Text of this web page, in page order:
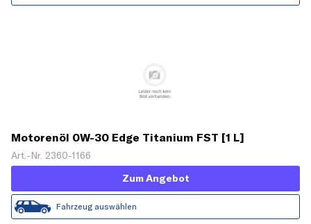
Motorenöl 0W-30 Edge Titanium FST [1 L]
Art.-Nr. 2360-1166
Zum Angebot
Fahrzeug auswählen